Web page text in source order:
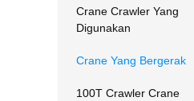
Crane Crawler Yang
Digunakan
Crane Yang Bergerak
100T Crawler Crane